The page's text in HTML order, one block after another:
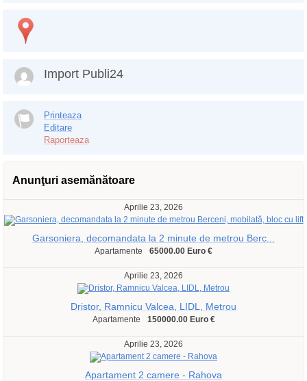
Import Publi24
Printeaza
Editare
Raporteaza
Anunţuri asemănătoare
Aprilie 23, 2026
Garsoniera, decomandata la 2 minute de metrou Berc...
Apartamente 65000.00 Euro €
Aprilie 23, 2026
Dristor, Ramnicu Valcea, LIDL, Metrou
Apartamente 150000.00 Euro €
Aprilie 23, 2026
Apartament 2 camere - Rahova